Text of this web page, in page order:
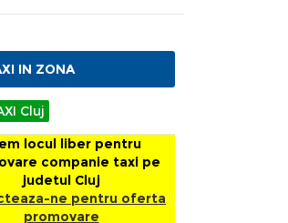
IN ZONA
Cluj
locul liber pentru
companie taxi pe
judetul Cluj
ne pentru oferta
promovare